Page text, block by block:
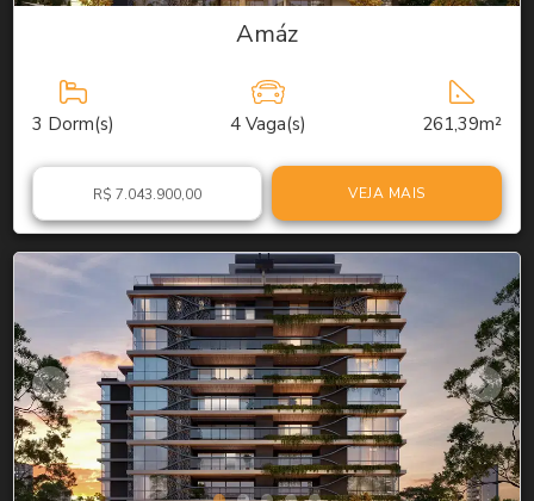
Amáz
3 Dorm(s) 4 Vaga(s) 261,39m²
R$ 7.043.900,00 VEJA MAIS